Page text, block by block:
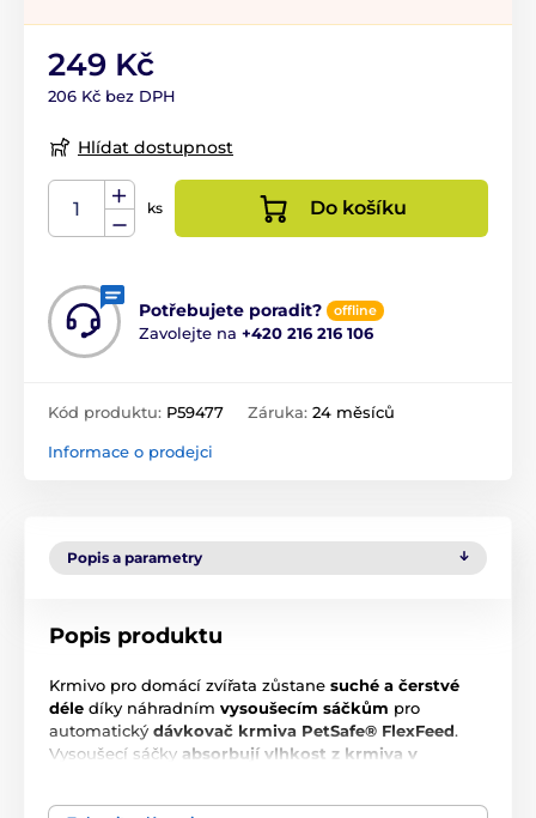
249 Kč
206 Kč bez DPH
Hlídat dostupnost
ks Do košíku
Potřebujete poradit? offline
Zavolejte na +420 216 216 106
Kód produktu: P59477 Záruka: 24 měsíců
Informace o prodejci
Popis a parametry
Popis produktu
Krmivo pro domácí zvířata zůstane suché a čerstvé
déle díky náhradním vysoušecím sáčkům pro
automatický dávkovač krmiva PetSafe® FlexFeed.
Vysoušecí sáčky absorbují vlhkost z krmiva v